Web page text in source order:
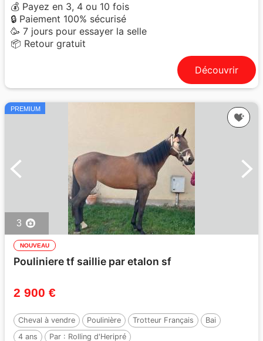
💰 Payez en 3, 4 ou 10 fois
🔒 Paiement 100% sécurisé
🥳 7 jours pour essayer la selle
📦 Retour gratuit
Découvrir
PREMIUM
3
NOUVEAU
Pouliniere tf saillie par etalon sf
2 900 €
Cheval à vendre Poulinière Trotteur Français
Bai
4 ans
Par : Rolling d'Heripré